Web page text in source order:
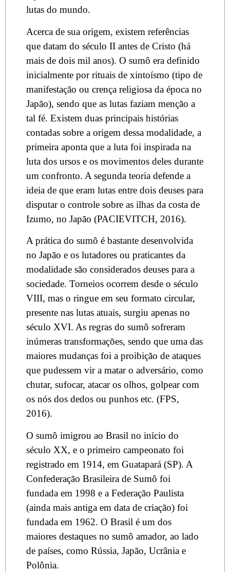
lutas do mundo.
Acerca de sua origem, existem referências
que datam do século II antes de Cristo (há
mais de dois mil anos). O sumô era definido
inicialmente por rituais de xintoísmo (tipo de
manifestação ou crença religiosa da época no
Japão), sendo que as lutas faziam menção a
tal fé. Existem duas principais histórias
contadas sobre a origem dessa modalidade, a
primeira aponta que a luta foi inspirada na
luta dos ursos e os movimentos deles durante
um confronto. A segunda teoria defende a
ideia de que eram lutas entre dois deuses para
disputar o controle sobre as ilhas da costa de
Izumo, no Japão (PACIEVITCH, 2016).
A prática do sumô é bastante desenvolvida
no Japão e os lutadores ou praticantes da
modalidade são considerados deuses para a
sociedade. Torneios ocorrem desde o século
VIII, mas o ringue em seu formato circular,
presente nas lutas atuais, surgiu apenas no
século XVI. As regras do sumô sofreram
inúmeras transformações, sendo que uma das
maiores mudanças foi a proibição de ataques
que pudessem vir a matar o adversário, como
chutar, sufocar, atacar os olhos, golpear com
os nós dos dedos ou punhos etc. (FPS,
2016).
O sumô imigrou ao Brasil no início do
século XX, e o primeiro campeonato foi
registrado em 1914, em Guatapará (SP). A
Confederação Brasileira de Sumô foi
fundada em 1998 e a Federação Paulista
(ainda mais antiga em data de criação) foi
fundada em 1962. O Brasil é um dos
maiores destaques no sumô amador, ao lado
de países, como Rússia, Japão, Ucrânia e
Polônia.